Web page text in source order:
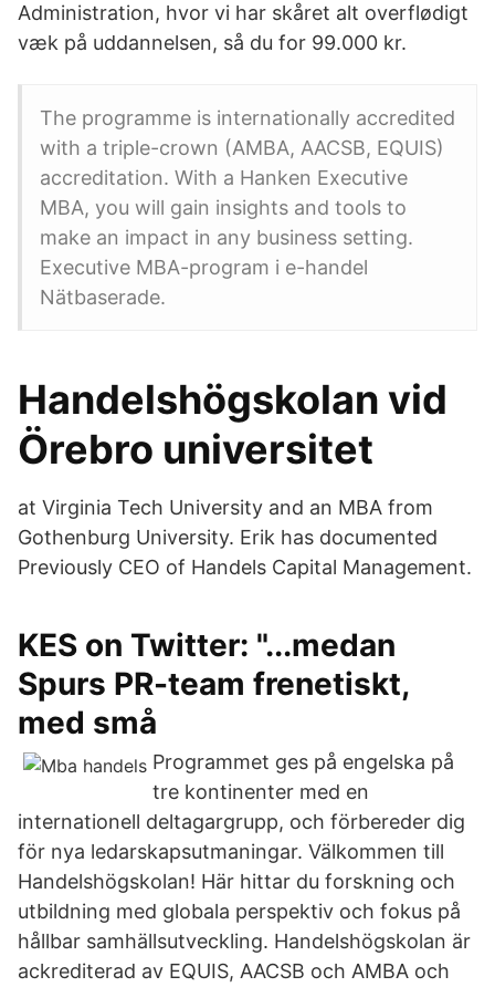
Administration, hvor vi har skåret alt overflødigt
væk på uddannelsen, så du for 99.000 kr.
The programme is internationally accredited
with a triple-crown (AMBA, AACSB, EQUIS)
accreditation. With a Hanken Executive
MBA, you will gain insights and tools to
make an impact in any business setting.
Executive MBA-program i e-handel
Nätbaserade.
Handelshögskolan vid
Örebro universitet
at Virginia Tech University and an MBA from
Gothenburg University. Erik has documented
Previously CEO of Handels Capital Management.
KES on Twitter: "...medan
Spurs PR-team frenetiskt,
med små
Programmet ges på engelska på
tre kontinenter med en
internationell deltagargrupp, och förbereder dig
för nya ledarskapsutmaningar. Välkommen till
Handelshögskolan! Här hittar du forskning och
utbildning med globala perspektiv och fokus på
hållbar samhällsutveckling. Handelshögskolan är
ackrediterad av EQUIS, AACSB och AMBA och